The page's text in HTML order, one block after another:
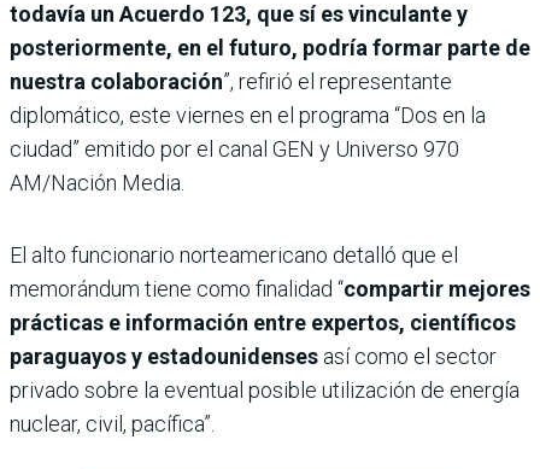
todavía un Acuerdo 123, que sí es vinculante y
posteriormente, en el futuro, podría formar parte de
nuestra colaboración”, refirió el representante
diplomático, este viernes en el programa “Dos en la
ciudad” emitido por el canal GEN y Universo 970
AM/Nación Media.
El alto funcionario norteamericano detalló que el
memorándum tiene como finalidad “compartir mejores
prácticas e información entre expertos, científicos
paraguayos y estadounidenses así como el sector
privado sobre la eventual posible utilización de energía
nuclear, civil, pacífica”.